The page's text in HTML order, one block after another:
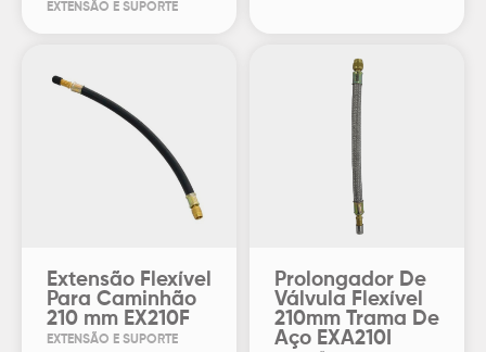
EXTENSÃO E SUPORTE
Extensão Flexível
Para Caminhão
210 mm EX210F
EXTENSÃO E SUPORTE
Prolongador De
Válvula Flexível
210mm Trama De
Aço EXA210I